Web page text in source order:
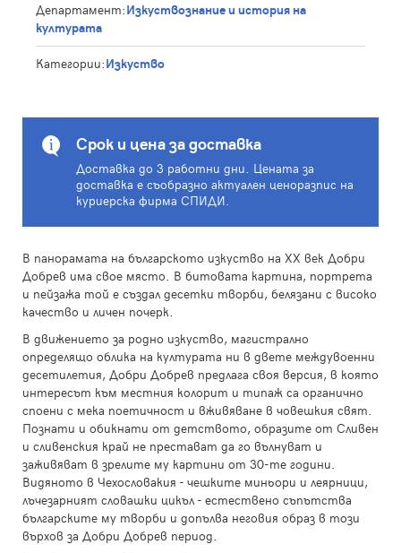
Департамент:Изкуствознание и история на
културата
Категории:Изкуство
Срок и цена за доставка
Доставка до 3 работни дни. Цената за
доставка е съобразно актуален ценоразпис на
куриерска фирма СПИДИ.
В панорамата на българското изкуство на XX век Добри
Добрев има свое място. В битовата картина, портрета
и пейзажа той е създал десетки творби, белязани с високо
качество и личен почерк.
В движението за родно изкуство, магистрално
определящо облика на културата ни в двете междувоенни
десетилетия, Добри Добрев предлага своя версия, в която
интересът към местния колорит и типаж са органично
споени с мека поетичност и вживяване в човешкия свят.
Познати и обикнати от детството, образите от Сливен
и сливенския край не престават да го вълнуват и
заживяват в зрелите му картини от 30-те години.
Видяното в Чехословакия - чешките миньори и леярници,
лъчезарният словашки цикъл - естествено съпътства
българските му творби и допълва неговия образ в този
върхов за Добри Добрев период.